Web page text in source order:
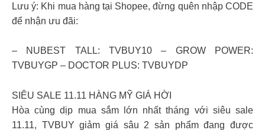
Lưu ý: Khi mua hàng tại Shopee, đừng quên nhập CODE
để nhận ưu đãi:
– NUBEST TALL: TVBUY10 – GROW POWER:
TVBUYGP – DOCTOR PLUS: TVBUYDP
SIÊU SALE 11.11 HÀNG MỸ GIÁ HỜI
Hòa cùng dịp mua sắm lớn nhất tháng với siêu sale
11.11, TVBUY giảm giá sâu 2 sản phẩm đang được